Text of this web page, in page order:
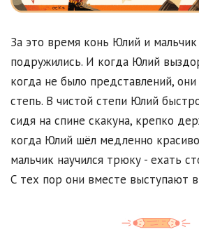
За это время конь Юлий и
подружились. И когда Юлий
когда не было представлений,
степь. В чистой степи Юлий
сидя на спине скакуна, крепко
когда Юлий шёл медленно
мальчик научился трюку - ехать
С тех пор они вместе выступают